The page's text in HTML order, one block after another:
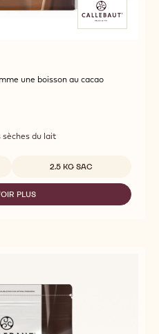
une boisson au cacao
du lait
Tailles disponibles
2.5 KG SAC
PLUS
-